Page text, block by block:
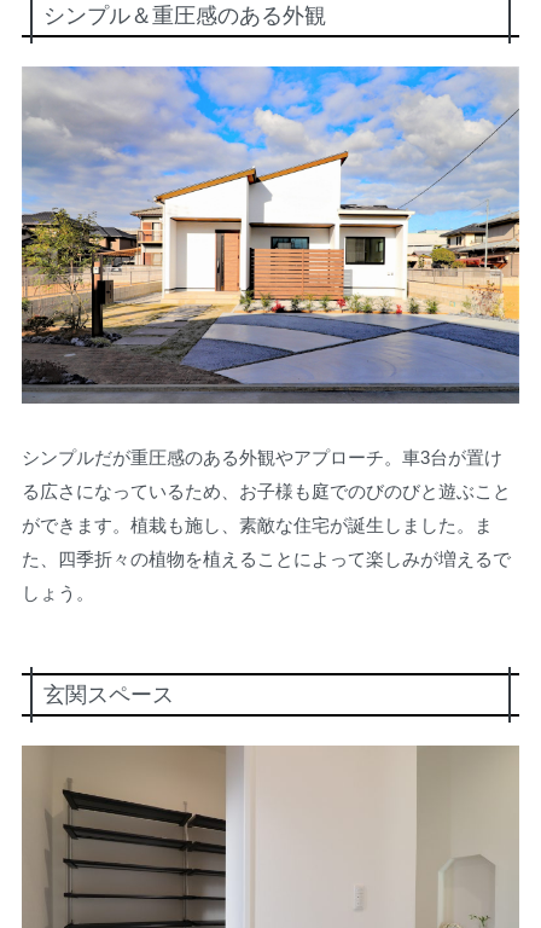
シンプル＆重圧感のある外観
シンプルだが重圧感のある外観やアプローチ。車3台が置け
る広さになっているため、お子様も庭でのびのびと遊ぶこと
ができます。植栽も施し、素敵な住宅が誕生しました。ま
た、四季折々の植物を植えることによって楽しみが増えるで
しょう。
玄関スペース